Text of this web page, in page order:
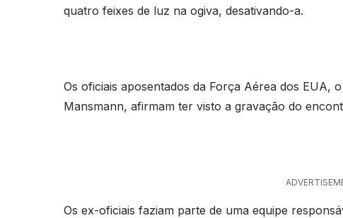
quatro feixes de luz na ogiva, desativando-a.
Os oficiais aposentados da Força Aérea dos EUA,
Mansmann, afirmam ter visto a gravação do
Os ex-oficiais faziam parte de uma equipe